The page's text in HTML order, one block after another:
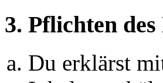
3. Pflichten
Du erklärst